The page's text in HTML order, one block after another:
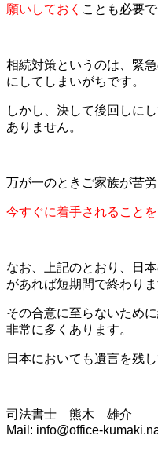
願いしておく ことも必要で
相続対策というのは、緊
にしてしまいがちです。
しかし、決して後回しに
ありません。
万が一のときご家族が苦
今すぐに着手されることを
なお、上記のとおり、日
があれば短期間で終わりま
その合意に至らないため
非常に多くあります。
日本においても遺言を残
司法書士 熊木 雄介
Mail: info@office-